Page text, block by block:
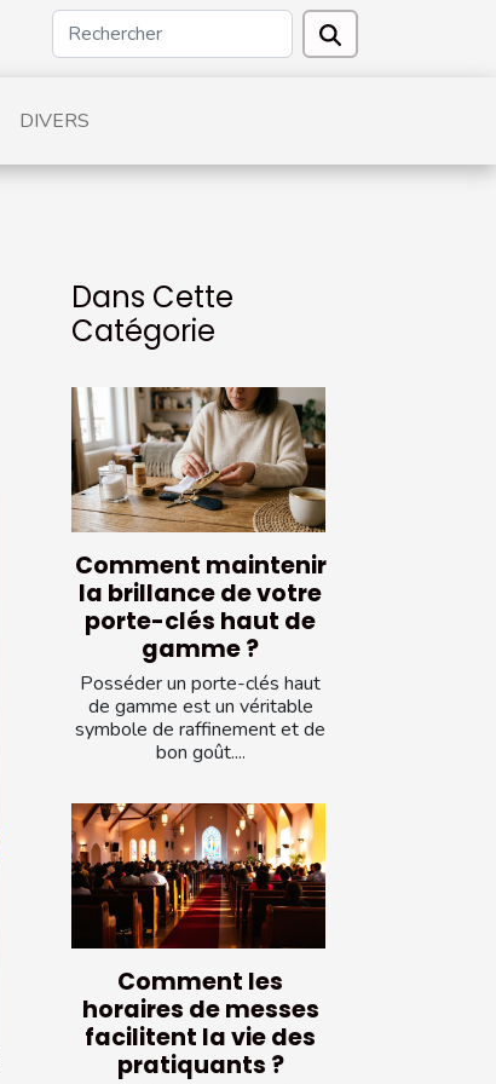
DIVERS
Dans Cette
Catégorie
Comment maintenir
la brillance de votre
porte-clés haut de
gamme ?
Posséder un porte-clés haut
de gamme est un véritable
symbole de raffinement et de
bon goût....
Comment les
horaires de messes
facilitent la vie des
pratiquants ?